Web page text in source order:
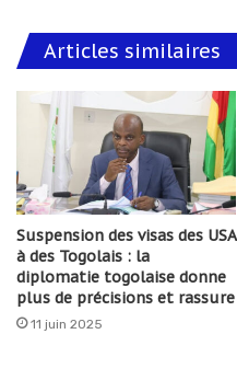
Articles similaires
Suspension des visas des USA
à des Togolais : la
diplomatie togolaise donne
plus de précisions et rassure
11 juin 2025